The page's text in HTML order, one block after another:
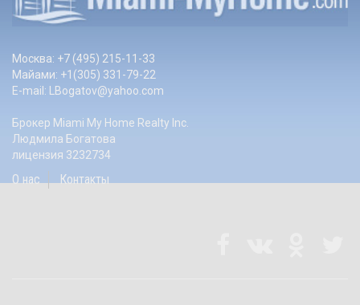
Москва: +7 (495) 215-11-33
Майами: +1(305) 331-79-22
E-mail:
LBogatov@yahoo.com
Брокер Miami My Home Realty Inc.
Людмила Богатова
лицензия 3232734
О нас Контакты